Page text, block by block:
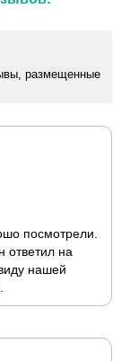
размещенные
посмотрели.
ответил на
нашей